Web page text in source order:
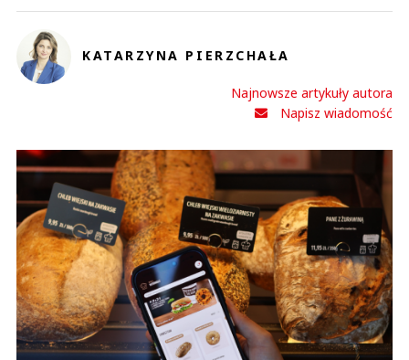
KATARZYNA PIERZCHAŁA
Najnowsze artykuły autora
Napisz wiadomość